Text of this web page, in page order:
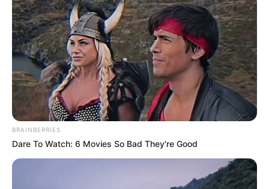
BRAINBERRIES
Dare To Watch: 6 Movies So Bad They're Good